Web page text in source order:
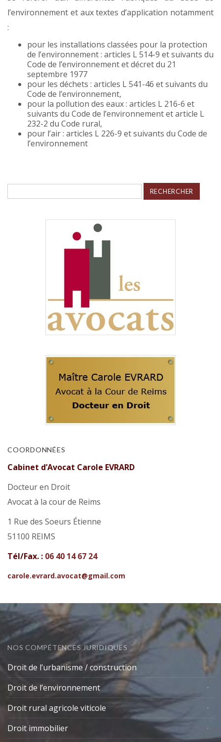
l’environnement et aux textes d’application notamment
:
pour les installations classées pour la protection
de l’environnement : articles L 514-9 et suivants du
Code de l’environnement et décret du 21
septembre 1977
pour les déchets : articles L 541-46 et suivants du
Code de l’environnement,
pour la pollution des eaux : articles L 216-6 et
suivants du Code de l’environnement et article L
232-2 du Code rural,
pour l’air : articles L 226-9 et suivants du Code de
l’environnement
Rechercher :
COORDONNÉES
Cabinet d’Avocat Carole EVRARD
Docteur en Droit
Avocat à la cour de Reims
1 Rue des Soeurs Étienne
51100 REIMS
Tél/Fax. : 06 40 14 67 24
carole.evrard.avocat@gmail.com
NOS COMPÉTENCES JURIDIQUES
Droit de l’urbanisme / construction
Droit de l’environnement
Droit rural agricole viticole
Droit immobilier